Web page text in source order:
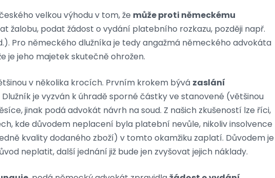
velkou výhodu v tom, že může proti německému
žalobu, podat žádost o vydání platebního rozkazu, později např.
Pro německého dlužníka je tedy angažmá německého advokáta
je jeho majetek skutečně ohrožen.
v několika krocích. Prvním krokem bývá zaslání
Dlužník je vyzván k úhradě sporné částky ve stanovené (většinou
jinak podá advokát návrh na soud. Z našich zkušeností lze říci,
kde důvodem neplacení byla platební nevůle, nikoliv insolvence
kvality dodaného zboží) v tomto okamžiku zaplatí. Důvodem je
neplatit, další jednání již bude jen zvyšovat jejich náklady.